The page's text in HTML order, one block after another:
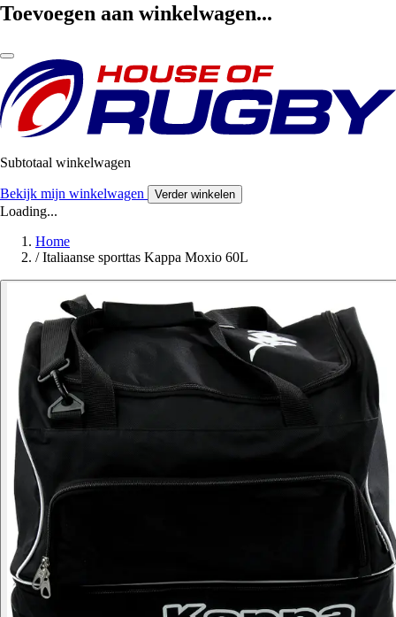
Toevoegen aan winkelwagen...
Subtotaal winkelwagen
Bekijk mijn winkelwagen Verder winkelen
Loading...
Home
/ Italiaanse sporttas Kappa Moxio 60L